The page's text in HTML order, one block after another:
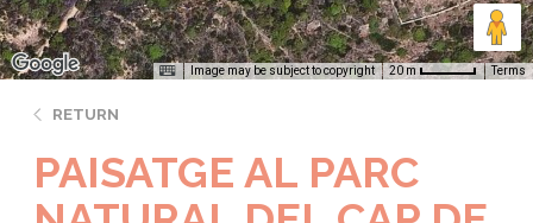
Image may be subject to copyright 20 m Terms
RETURN
PAISATGE AL PARC